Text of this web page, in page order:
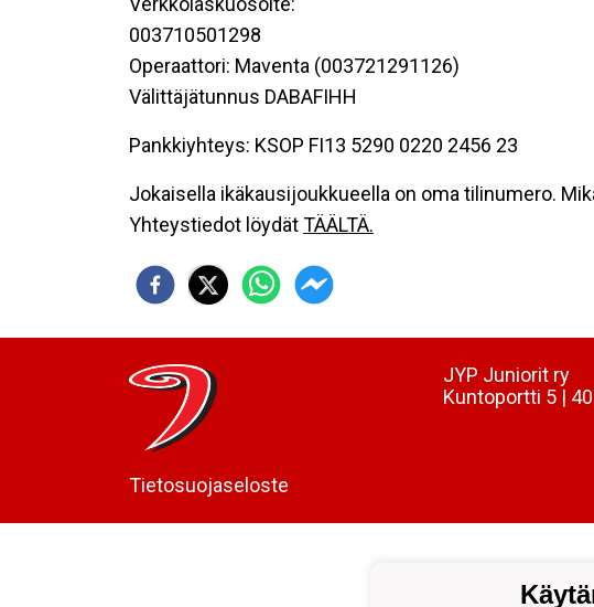
003710501298
Operaattori: Maventa (003721291126)
Välittäjätunnus DABAFIHH
Pankkiyhteys: KSOP FI13 5290 0220 2456 23
Jokaisella ikäkausijoukkueella on oma tilinumero.
Yhteystiedot löydätTÄÄLTÄ.
Tietosuojaseloste
JYP Juniorit ry
Kuntoportti 5 |